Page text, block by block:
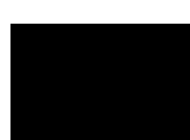
ซื้อสินค้า OSDCO